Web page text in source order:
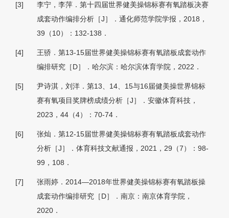
[3]
李宁，李萍．第十四届世界健美操锦标赛有氧踏板决赛
成套动作编排分析［J］．通化师范学院学报，2018，
39（10）：132-138．
[4]
王骄．第13-15届世界健美操锦标赛有氧踏板成套动作
编排研究［D］．哈尔滨：哈尔滨体育学院，2022．
[5]
尹诗淇，刘洋．第13、14、15与16届健美操世界锦标
赛有氧项目奖牌榜成绩分析［J］．安徽体育科技，
2023，44（4）：70-74．
[6]
张灿．第12-15届世界健美操锦标赛有氧踏板成套动作
分析［J］．体育科技文献通报，2021，29（7）：98-
99，108．
[7]
张雨婷．2014—2018年世界健美操锦标赛有氧踏板操
成套动作编排研究［D］．南京：南京体育学院，
2020．